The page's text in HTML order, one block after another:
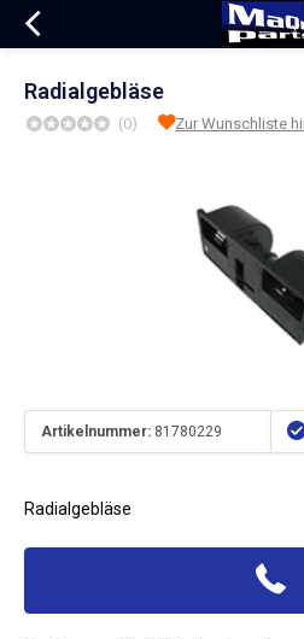
Radialgebläse
(0) Zur Wunschliste
Artikelnummer: 81780229
Radialgebläse